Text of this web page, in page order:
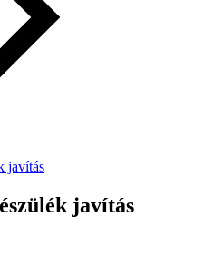
javítás
javítás